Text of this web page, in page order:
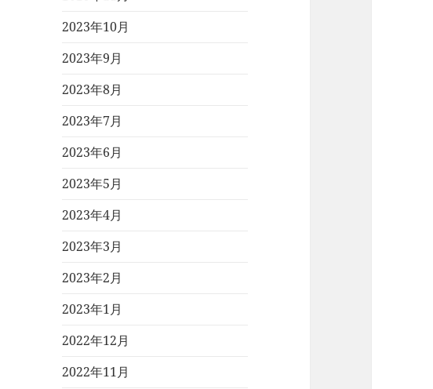
2023年10月
2023年9月
2023年8月
2023年7月
2023年6月
2023年5月
2023年4月
2023年3月
2023年2月
2023年1月
2022年12月
2022年11月